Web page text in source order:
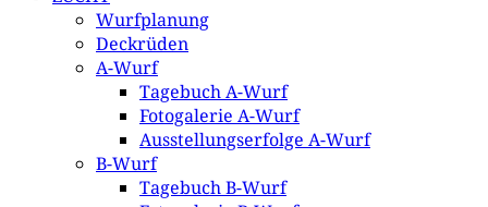
Wurfplanung
Deckrüden
A-Wurf
Tagebuch A-Wurf
Fotogalerie A-Wurf
Ausstellungserfolge A-Wurf
B-Wurf
Tagebuch B-Wurf